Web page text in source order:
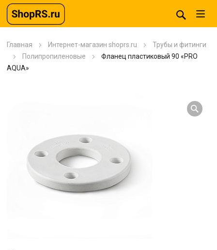
Главная Интернет-магазин shoprs.ru
Трубы и фитинги
Полипропиленовые
Фланец пластиковый 90 «PRO
AQUA»